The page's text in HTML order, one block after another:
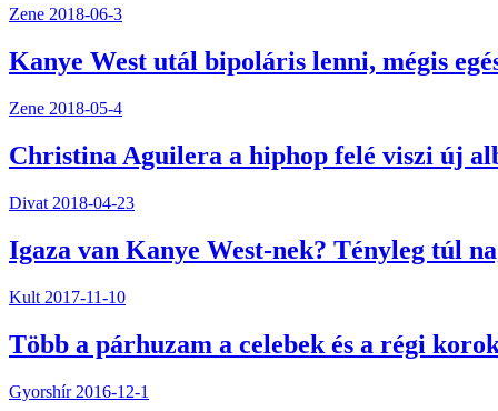
Zene 2018-06-3
Kanye West utál bipoláris lenni, mégis
Zene 2018-05-4
Christina Aguilera a hiphop felé viszi új
Divat 2018-04-23
Igaza van Kanye West-nek? Tényleg túl
Kult 2017-11-10
Több a párhuzam a celebek és a régi
Gyorshír 2016-12-1